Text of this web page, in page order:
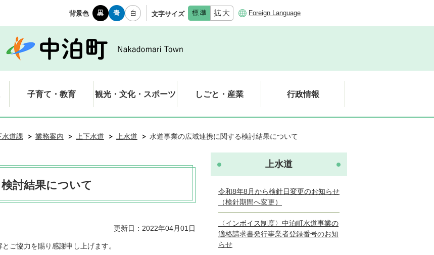
背景色 文字サイズ Foreign Language
子育て・教育 観光・文化・スポーツ しごと・産業 行政情報
水道課 業務案内 上下水道 上水道 水道事業の広域連携に関する検討結果について
討結果について
更新日：2022年04月01日
ご協力を賜り感謝申し上げます。
上水道
令和8年8月から検針日変更のお知らせ
（検針期間へ変更）
〈インボイス制度〉中泊町水道事業の
適格請求書発行事業者登録番号のお知
らせ